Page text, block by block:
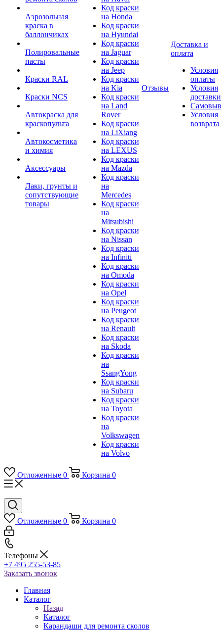
Аэрозольная
краска в
баллончиках
Полировальные
пасты
Краски RAL
Краски NCS
Автокраска для
краскопульта
Автокосметика
и химия
Аксессуары
Лаки, грунты и
сопутствующие
товары
Код краски
на Honda
Код краски
на Hyundai
Код краски
на Jaguar
Код краски
на Jeep
Код краски
на Kia
Код краски
на Land
Rover
Код краски
на LiXiang
Код краски
на LEXUS
Код краски
на Mazda
Код краски
на
Mercedes
Код краски
на
Mitsubishi
Код краски
на Nissan
Код краски
на Infiniti
Код краски
на Omoda
Код краски
на Opel
Код краски
на Peugeot
Код краски
на Renault
Код краски
на Skoda
Код краски
на
SsangYong
Код краски
на Subaru
Код краски
на Toyota
Код краски
на
Volkswagen
Код краски
на Volvo
Отзывы
Доставка и
оплата
Условия
оплаты
Условия
доставки
Условия
возврата
Отложенные 0 Корзина 0
Отложенные 0 Корзина 0
Телефоны
+7 495 255-53-85
Заказать звонок
Главная
Каталог
Назад
Каталог
Карандаши для ремонта сколов